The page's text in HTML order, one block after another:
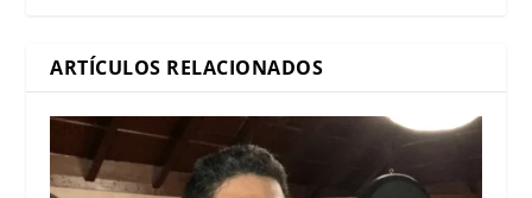
ARTÍCULOS RELACIONADOS